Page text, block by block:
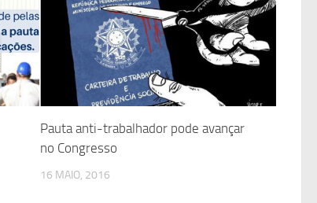
Pauta anti-trabalhador pode avançar
no Congresso
16 MAIO, 2016